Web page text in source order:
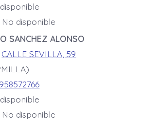
No disponible
SANCHEZ ALONSO
CALLE SEVILLA, 59
958572766
No disponible